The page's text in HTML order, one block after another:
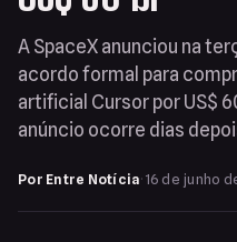
A SpaceX anunciou na
acordo formal para
artificial Cursor por US$
anúncio ocorre dias
Por Entre Notícia· 16 de junho